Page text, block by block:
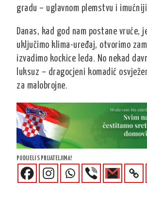
gradu – uglavnom plemstvu i
Danas, kad god nam postane vruće,
uključimo klima-uređaj, otvorimo
izvadimo kockice leda. No nekad
luksuz – dragocjeni komadić
za malobrojne.
PODIJELI S PRIJATELJIMA!